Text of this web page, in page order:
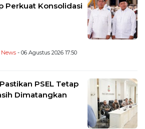
Perkuat Konsolidasi
News - 06 Agustus 2026 17:50
PSEL Tetap
Dimatangkan